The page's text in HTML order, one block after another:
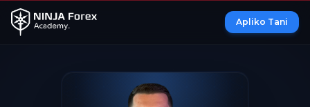
Apliko Tani